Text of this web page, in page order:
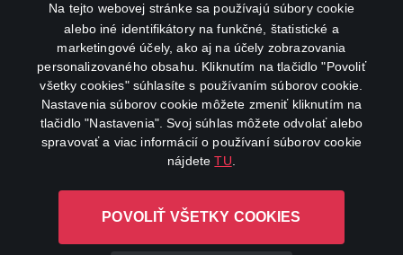
Na tejto webovej stránke sa používajú súbory cookie
alebo iné identifikátory na funkčné, štatistické a
marketingové účely, ako aj na účely zobrazovania
personalizovaného obsahu. Kliknutím na tlačidlo "Povoliť
všetky cookies" súhlasíte s používaním súborov cookie.
Nastavenia súborov cookie môžete zmeniť kliknutím na
tlačidlo "Nastavenia". Svoj súhlas môžete odvolať alebo
spravovať a viac informácií o používaní súborov cookie
nájdeteTU
POVOLIŤ VŠETKY COOKIES
My profile
Important links
Canal+ Luxembourg S. à r.l. so sídlom Rue Albert Borschette 4,